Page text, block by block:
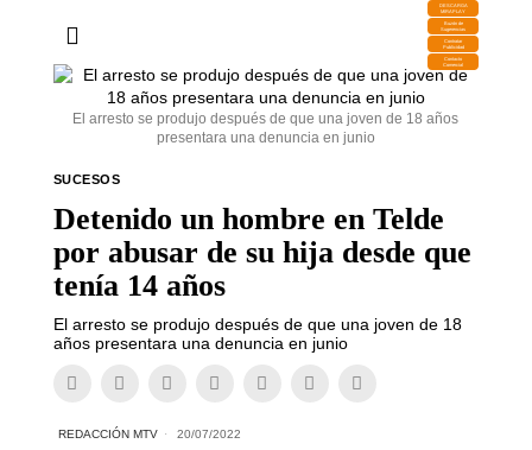
DESCARGA
MIRAPLAY
Buzón de
Sugerencias
Contratar
Publicidad
Contacto
Comercial
El arresto se produjo después de que una joven de 18 años
presentara una denuncia en junio
SUCESOS
Detenido un hombre en Telde
por abusar de su hija desde que
tenía 14 años
El arresto se produjo después de que una joven de 18
años presentara una denuncia en junio
REDACCIÓN MTV 20/07/2022